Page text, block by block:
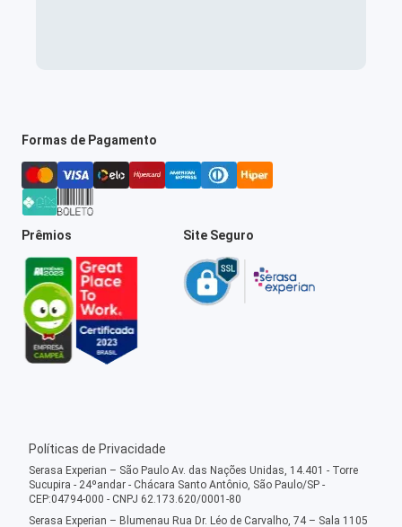
Formas de Pagamento
Prêmios Site Seguro
Políticas de Privacidade
Serasa Experian – São Paulo Av. das Nações Unidas, 14.401 - Torre
Sucupira - 24ºandar - Chácara Santo Antônio, São Paulo/SP -
CEP:04794-000 - CNPJ 62.173.620/0001-80
Serasa Experian – Blumenau Rua Dr. Léo de Carvalho, 74 – Sala 1105